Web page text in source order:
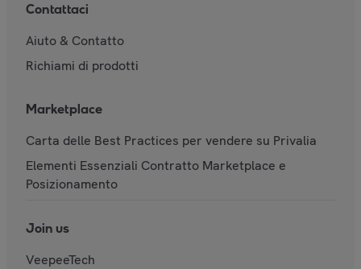
Contattaci
Aiuto & Contatto
Richiami di prodotti
Marketplace
Carta delle Best Practices per vendere su Privalia
Elementi Essenziali Contratto Marketplace e
Posizionamento
Join us
VeepeeTech